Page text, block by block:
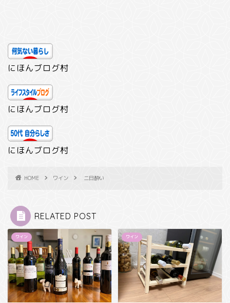
にほんブログ村
にほんブログ村
にほんブログ村
HOME ワイン 二日酔い
RELATED POST
ワイン ワイン